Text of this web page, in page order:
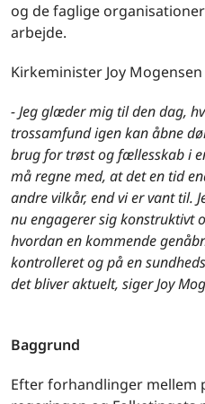
og de faglige
arbejde.
Kirkeminister Joy
- Jeg glæder mig til den dag,
trossamfund igen kan åbne
brug for trøst og fællesskab i
må regne med, at det en tid
andre vilkår, end vi er vant til.
nu engagerer sig konstruktivt
hvordan en kommende
kontrolleret og på en
det bliver aktuelt, siger Joy
Baggrund
Efter forhandlinger mellem